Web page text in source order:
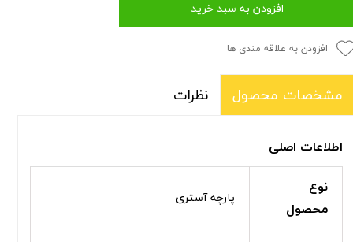
افزودن به سبد خرید
افزودن به علاقه مندی ها
مشخصات محصول نظرات
اطلاعات اصلی
نوع
محصول
پارچه آستری